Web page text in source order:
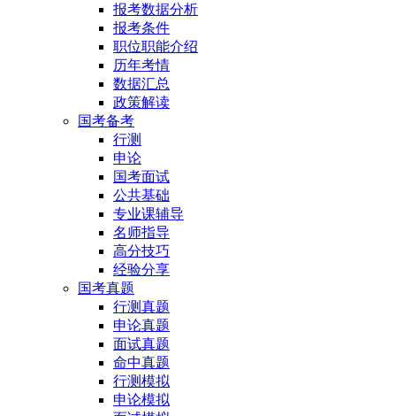
报考数据分析
报考条件
职位职能介绍
历年考情
数据汇总
政策解读
国考备考
行测
申论
国考面试
公共基础
专业课辅导
名师指导
高分技巧
经验分享
国考真题
行测真题
申论真题
面试真题
命中真题
行测模拟
申论模拟